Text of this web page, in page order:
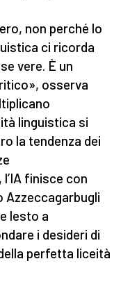
non perché lo
ci ricorda
vere. È un
osserva
linguistica si
la tendenza dei
finisce con
Azzeccagarbugli
lesto a
i desideri di
perfetta liceità